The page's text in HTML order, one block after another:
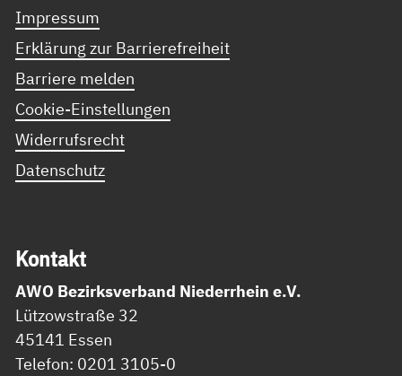
Impressum
Erklärung zur Barrierefreiheit
Barriere melden
Cookie-Einstellungen
Widerrufsrecht
Datenschutz
Kon­takt
AWO Bezirksverband Niederrhein e.V.
Lützowstraße 32
45141 Essen
Telefon: 0201 3105-0